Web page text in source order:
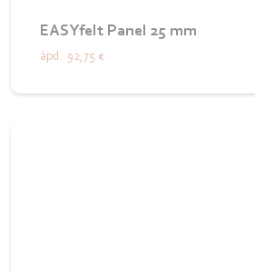
EASYfelt Panel 25 mm
àpd. 92,75 €